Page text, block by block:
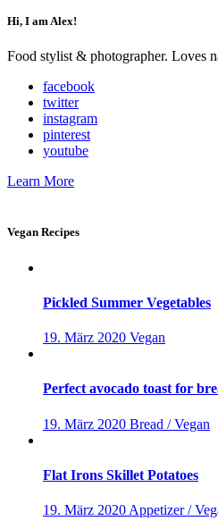
Hi, I am Alex!
Food stylist & photographer. Loves
facebook
twitter
instagram
pinterest
youtube
Learn More
Vegan Recipes
Pickled Summer Vegetables
19. März 2020 Vegan
Perfect avocado toast for
19. März 2020 Bread / Vegan
Flat Irons Skillet Potatoes
19. März 2020 Appetizer /